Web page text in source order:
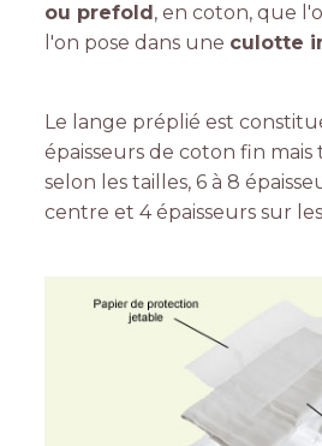
ou prefold , en coton, que
l'on pose dans une culotte
Le lange préplié est
épaisseurs de coton fin mais
selon les tailles, 6 à 8
centre et 4 épaisseurs sur